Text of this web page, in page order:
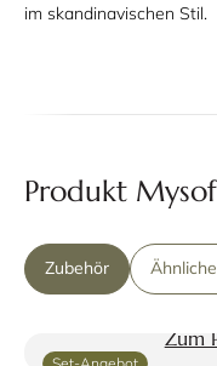
im skandinavischen Stil.
Produkt
Zubehör
Zum